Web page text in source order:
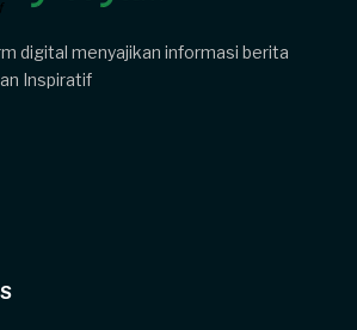
digital menyajikan informasi berita
Inspiratif